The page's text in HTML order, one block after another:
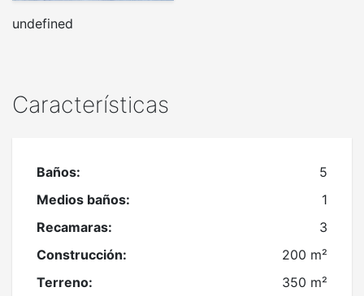
Características
Baños:
5
Medios baños:
1
Recamaras:
3
Construcción:
200 m²
Terreno:
350 m²
undefined